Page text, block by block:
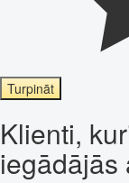
Turpināt
Klienti,
iegādājās